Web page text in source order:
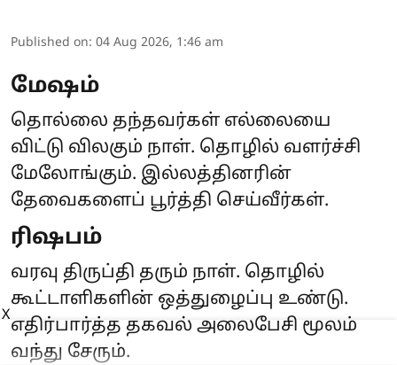
Published on: 04 Aug 2026, 1:46 am
மேஷம்
தொல்லை தந்தவர்கள் எல்லையை
விட்டு விலகும் நாள். தொழில் வளர்ச்சி
மேலோங்கும். இல்லத்தினரின்
தேவைகளைப் பூர்த்தி செய்வீர்கள்.
ரிஷபம்
வரவு திருப்தி தரும் நாள். தொழில்
கூட்டாளிகளின் ஒத்துழைப்பு உண்டு.
எதிர்பார்த்த தகவல் அலைபேசி மூலம்
வந்து சேரும்.
X